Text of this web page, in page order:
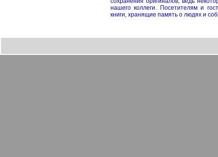
нашего коллеги. Посетителям и
книги, хранящие память о людях и